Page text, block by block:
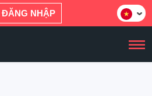
ĐĂNG NHẬP